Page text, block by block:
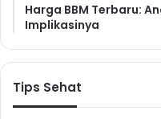
Harga BBM Terbaru:
Implikasinya
Tips Sehat